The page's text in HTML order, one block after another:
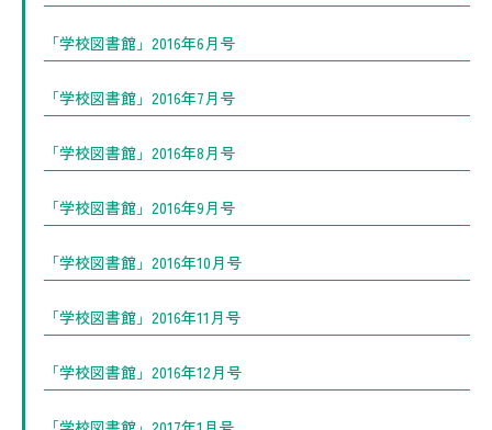
「学校図書館」2016年6月号
「学校図書館」2016年7月号
「学校図書館」2016年8月号
「学校図書館」2016年9月号
「学校図書館」2016年10月号
「学校図書館」2016年11月号
「学校図書館」2016年12月号